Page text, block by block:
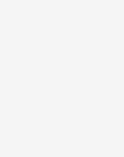
もコスト
とリソー
に影響し